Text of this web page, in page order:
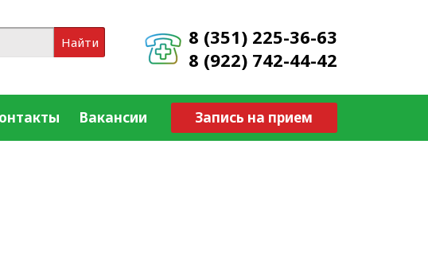
8 (351) 225-36-63
8 (922) 742-44-42
Найти
Запись на прием
Вакансии